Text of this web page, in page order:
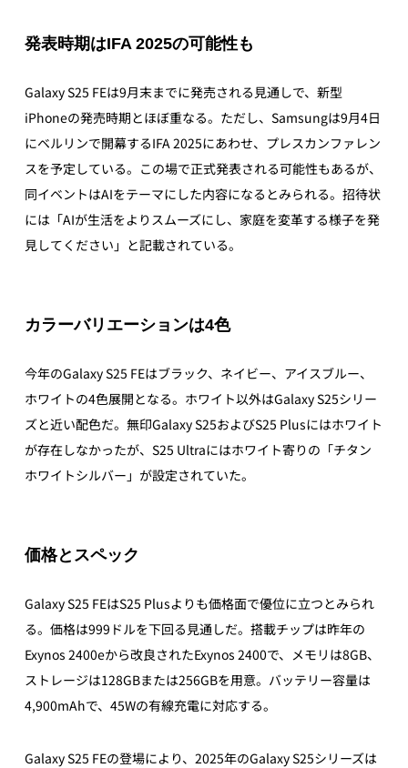
発表時期はIFA 2025の可能性も
Galaxy S25 FEは9月末までに発売される見通しで、新型
iPhoneの発売時期とほぼ重なる。ただし、Samsungは9月4日
にベルリンで開幕するIFA 2025にあわせ、プレスカンファレン
スを予定している。この場で正式発表される可能性もあるが、
同イベントはAIをテーマにした内容になるとみられる。招待状
には「AIが生活をよりスムーズにし、家庭を変革する様子を発
見してください」と記載されている。
カラーバリエーションは4色
今年のGalaxy S25 FEはブラック、ネイビー、アイスブルー、
ホワイトの4色展開となる。ホワイト以外はGalaxy S25シリー
ズと近い配色だ。無印Galaxy S25およびS25 Plusにはホワイト
が存在しなかったが、S25 Ultraにはホワイト寄りの「チタン
ホワイトシルバー」が設定されていた。
価格とスペック
Galaxy S25 FEはS25 Plusよりも価格面で優位に立つとみられ
る。価格は999ドルを下回る見通しだ。搭載チップは昨年の
Exynos 2400eから改良されたExynos 2400で、メモリは8GB、
ストレージは128GBまたは256GBを用意。バッテリー容量は
4,900mAhで、45Wの有線充電に対応する。
Galaxy S25 FEの登場により、2025年のGalaxy S25シリーズは